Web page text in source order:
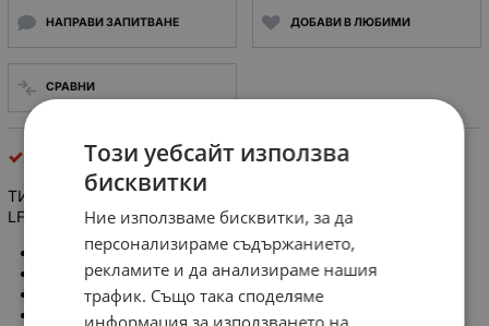
НАПРАВИ ЗАПИТВАНЕ ДОБАВИ В ЛЮБИМИ
СРАВНИ
ТИНОЛ Sn63Pb37 FG2.2% ф0.5мм 500гр Balver Zinn
LF3135NC
Тип спояващо вещество: за меко запояване
Състав на сплавта: Sn 63%, Pb 37%
Форма: тел
Диаметър: 0.5mm
Този уебсайт използва
бисквитки
Ние използваме бисквитки, за да
персонализираме съдържанието,
рекламите и да анализираме нашия
трафик. Също така споделяме
информация за използването на